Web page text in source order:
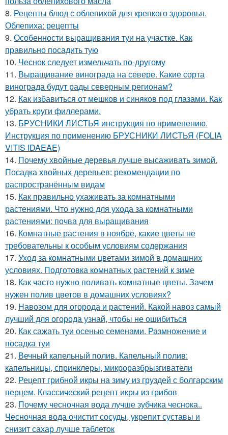
8. Рецепты блюд с облепихой для крепкого здоровья.
Облепиха: рецепты
9. Особенности выращивания туи на участке. Как
правильно посадить тую
10. Чеснок следует измельчать по-другому
11. Выращивание винограда на севере. Какие сорта
винограда будут рады северным регионам?
12. Как избавиться от мешков и синяков под глазами. Как
убрать круги филлерами.
13. БРУСНИКИ ЛИСТЬЯ инструкция по применению.
Инструкция по применению БРУСНИКИ ЛИСТЬЯ (FOLIA
VITIS IDAEAE)
14. Почему хвойные деревья лучше высаживать зимой.
Посадка хвойных деревьев: рекомендации по
распространённым видам
15. Как правильно ухаживать за комнатными
растениями. Что нужно для ухода за комнатными
растениями: почва для выращивания
16. Комнатные растения в ноябре, какие цветы не
требовательны к особым условиям содержания
17. Уход за комнатными цветами зимой в домашних
условиях. Подготовка комнатных растений к зиме
18. Как часто нужно поливать комнатные цветы. Зачем
нужен полив цветов в домашних условиях?
19. Навозом для огорода и растений. Какой навоз самый
лучший для огорода узнай, чтобы не ошибиться
20. Как сажать туи осенью семенами. Размножение и
посадка туи
21. Вечный капельный полив. Капельный полив:
капельницы, спринклеры, микроразбрызгиватели
22. Рецепт грибной икры на зиму из груздей с болгарским
перцем. Классический рецепт икры из грибов
23. Почему чесночная вода лучше зубчика чеснока..
Чесночная вода очистит сосуды, укрепит суставы и
снизит сахар лучше таблеток